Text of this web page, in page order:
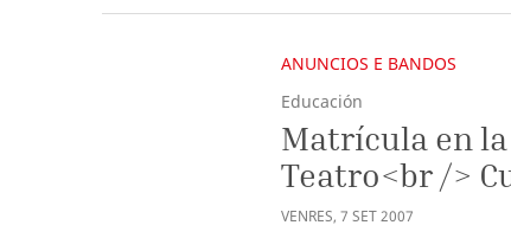
ANUNCIOS E BANDOS
Educación
Matrícula en
Teatro<br />
VENRES,7 SET2007